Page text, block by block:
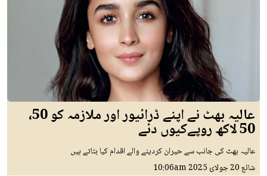
عالیہ بھٹ نے اپنے ڈرائیور اور ملازمہ کو 50،
50 لاکھ روپےکیوں دئے
عالیہ بھٹ کی جانب سے حیران کردینے والے اقدام کیا بتاتے ہیں
شائع20 جولائ 2025 10:06am